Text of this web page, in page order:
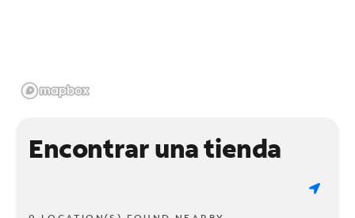
Encontrar una tienda